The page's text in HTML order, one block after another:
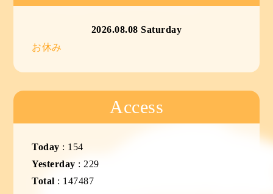
2026.08.08 Saturday
お休み
Access
Today : 154
Yesterday : 229
Total : 147487